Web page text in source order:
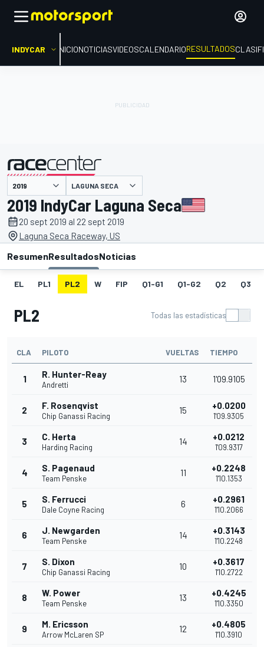
INDYCAR INICIONOTICIASVIDEOSCALENDARIORESULTADOS
presentado por LAGUNA SECA
2019 IndyCar Laguna Seca
20 sept 2019 al 22 sept 2019
Laguna Seca Raceway, US
ResumenResultadosNoticias
EL PL1 PL2 W FIP Q1-G1 Q1-G2 Q2 Q3
PL2 Todas las estadísticas
CLA PILOTO VUELTAS TIEMPO
1 R. Hunter-Reay
Andretti
13 1'09.9105
2 F. Rosenqvist
Chip Ganassi Racing
15 +0.0200
1'09.9305
3 C. Herta
Harding Racing
14 +0.0212
1'09.9317
4 S. Pagenaud
Team Penske
11 +0.2248
1'10.1353
5 S. Ferrucci
Dale Coyne Racing
6 +0.2961
1'10.2066
6 J. Newgarden
Team Penske
14 +0.3143
1'10.2248
7 S. Dixon
Chip Ganassi Racing
10 +0.3617
1'10.2722
8 W. Power
Team Penske
13 +0.4245
1'10.3350
9 M. Ericsson
Arrow McLaren SP
12 +0.4805
1'10.3910